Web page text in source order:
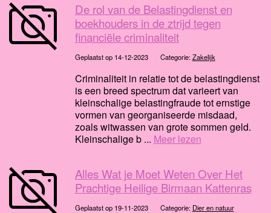
De rol van de Belastingdienst en
boekhouders in de ztrijd tegen
financiële criminaliteit
Geplaatst op 14-12-2023 Categorie:Zakelijk
Criminaliteit in relatie tot de belastingdienst
is een breed spectrum dat varieert van
kleinschalige belastingfraude tot ernstige
vormen van georganiseerde misdaad,
zoals witwassen van grote sommen geld.
Kleinschalige b ... Meer lezen
Alles Wat je Moet Weten Over Het
Prachtige Heilige Birmaan Kattenras
Geplaatst op 19-11-2023 Categorie: Dier en natuur